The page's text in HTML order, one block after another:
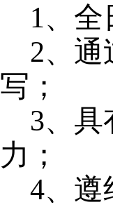
1、
2、通
写；
3、
力；
4、遵